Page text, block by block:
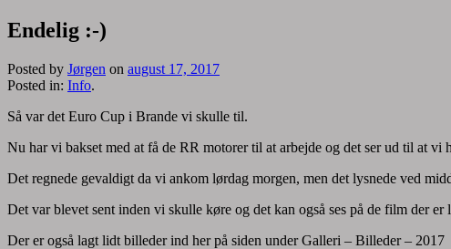
Endelig :-)
Posted by Jørgen on august 17, 2017
Posted in: Info.
Så var det Euro Cup i Brande vi skulle til.
Nu har vi bakset med at få de RR motorer til at arbejde og det ser ud til at vi
Det regnede gevaldigt da vi ankom lørdag morgen, men det lysnede ved
Det var blevet sent inden vi skulle køre og det kan også ses på de film der er
Der er også lagt lidt billeder ind her på siden under Galleri – Billeder – 2017